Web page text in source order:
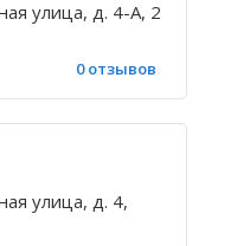
улица, д. 4-А, 2
0 отзывов
улица, д. 4,